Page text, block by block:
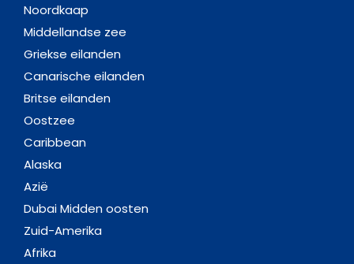
Noordkaap
Middellandse zee
Griekse eilanden
Canarische eilanden
Britse eilanden
Oostzee
Caribbean
Alaska
Azië
Dubai Midden oosten
Zuid-Amerika
Afrika